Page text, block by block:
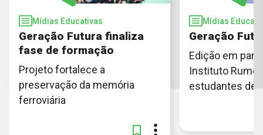
Mídias Educativas
Geração Futura finaliza
fase de formação
Projeto fortalece a
preservação da memória
ferroviária
Mídias
Geração
Edição em
Instituto Rumo
estudantes de